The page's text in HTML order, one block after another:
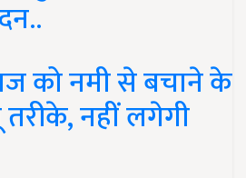
को नमी से बचाने के
नहीं लगेगी